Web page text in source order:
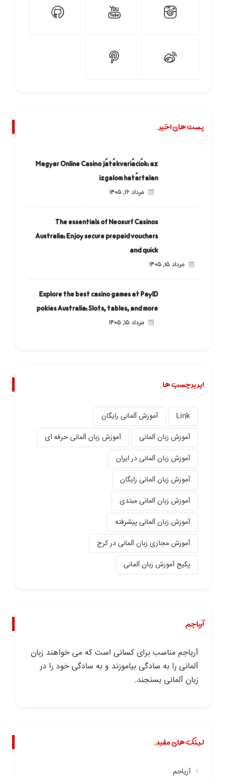
پست های اخیر.
Magyar Online Casino játékvariációk: az
izgalom határtalan
مرداد ۱۶, ۱۴۰۵
The essentials of Neosurf Casinos
Australia: Enjoy secure prepaid vouchers
and quick
مرداد ۱۵, ۱۴۰۵
Explore the best casino games at PayID
pokies Australia: Slots, tables, and more
مرداد ۱۵, ۱۴۰۵
ابر برچسب ها.
Link
آموزش آلمانی رایگان
آموزش زبان آلمانی
آموزش زبان آلمانی حرفه ای
آموزش زبان آلمانی در ایران
آموزش زبان آلمانی رایگان
آموزش زبان آلمانی مبتدی
آموزش زبان آلمانی پیشرفته
آموزش مجازی زبان آلمانی در کرج
پکیج آموزش زبان آلمانی
آریاجم
آریاجم مناسب برای کسانی است که می خواهند زبان
آلمانی را به سادگی بیاموزند و به سادگی خود را در
زبان آلمانی بسنجند.
لینک های مفید.
آریاجم